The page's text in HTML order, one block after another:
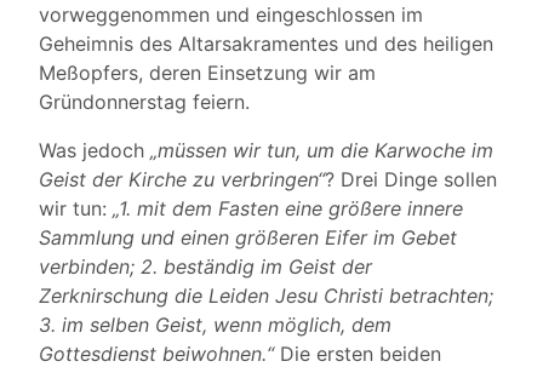
vorweggenommen und eingeschlossen im
Geheimnis des Altarsakramentes und des heiligen
Meßopfers, deren Einsetzung wir am
Gründonnerstag feiern.
Was jedoch „müssen wir tun, um die Karwoche im
Geist der Kirche zu verbringen“? Drei Dinge sollen
wir tun: „1. mit dem Fasten eine größere innere
Sammlung und einen größeren Eifer im Gebet
verbinden; 2. beständig im Geist der
Zerknirschung die Leiden Jesu Christi betrachten;
3. im selben Geist, wenn möglich, dem
Gottesdienst beiwohnen.“Die ersten beiden